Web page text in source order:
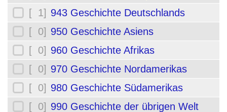
[ 1] 943 Geschichte Deutschlands
[ 0] 950 Geschichte Asiens
[ 0] 960 Geschichte Afrikas
[ 0] 970 Geschichte Nordamerikas
[ 0] 980 Geschichte Südamerikas
[ 0] 990 Geschichte der übrigen Welt